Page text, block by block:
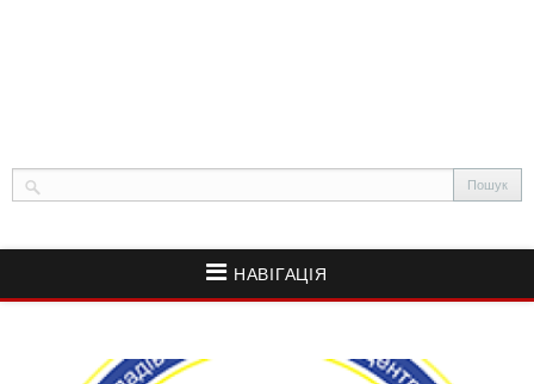
НАВІГАЦІЯ